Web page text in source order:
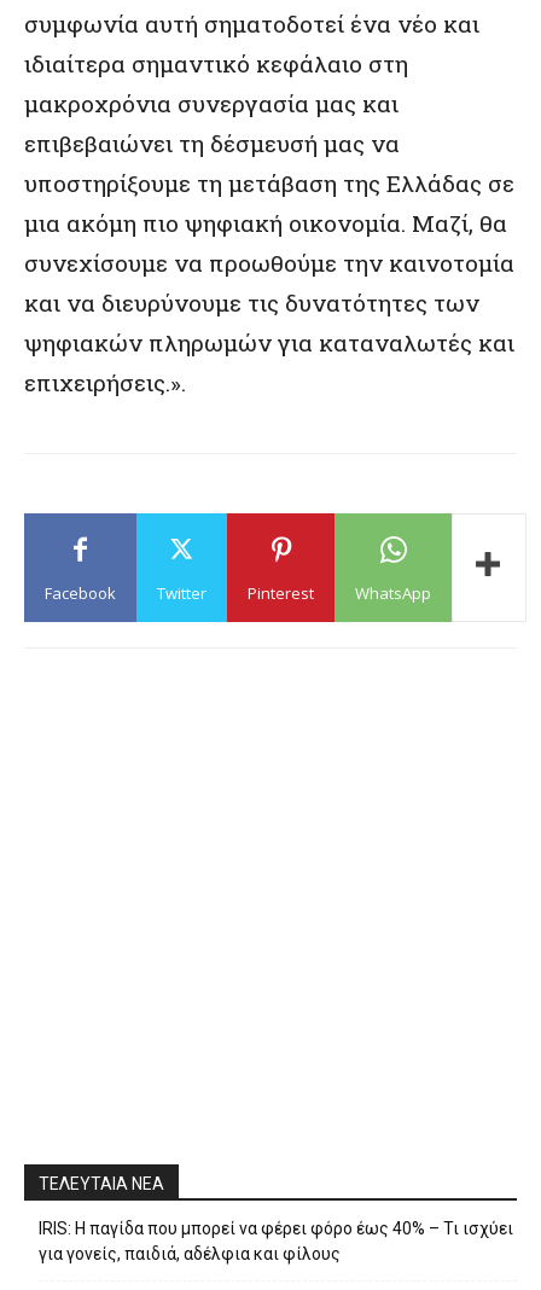
συμφωνία αυτή σηματοδοτεί ένα νέο και
ιδιαίτερα σημαντικό κεφάλαιο στη
μακροχρόνια συνεργασία μας και
επιβεβαιώνει τη δέσμευσή μας να
υποστηρίξουμε τη μετάβαση της Ελλάδας σε
μια ακόμη πιο ψηφιακή οικονομία. Μαζί, θα
συνεχίσουμε να προωθούμε την καινοτομία
και να διευρύνουμε τις δυνατότητες των
ψηφιακών πληρωμών για καταναλωτές και
επιχειρήσεις.».
Facebook Twitter Pinterest WhatsApp
ΤΕΛΕΥΤΑΙΑ ΝΕΑ
IRIS: Η παγίδα που μπορεί να φέρει φόρο έως 40% – Τι ισχύει
για γονείς, παιδιά, αδέλφια και φίλους